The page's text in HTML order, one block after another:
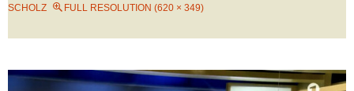
CHOLZ
FULL RESOLUTION (620 × 349)